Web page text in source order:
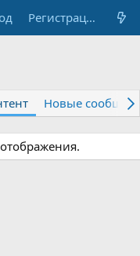
Регистрация
Новые